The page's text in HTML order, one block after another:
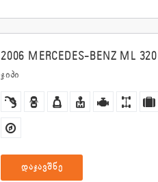
2006 MERCEDES-BENZ ML 320
ჯიპი
დაჯავშნე